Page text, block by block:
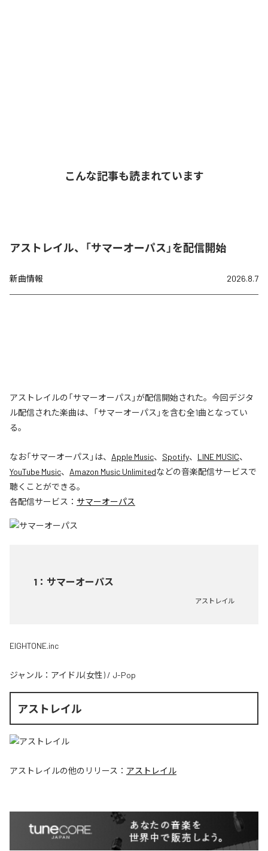
こんな記事も読まれています
アストレイル、「サマーオーパス」を配信開始
新曲情報 2026.8.7
アストレイルの「サマーオーパス」が配信開始された。今回デジタ
ル配信された楽曲は、「サマーオーパス」を含む全1曲となってい
る。
なお「サマーオーパス 」は、 Apple Music、 Spotify、 LINE MUSIC、
YouTube Music、 Amazon Music Unlimitedなどの音楽配信サービスで
聴くことができる。
各配信サービス： サマーオーパス
1 ： サマーオーパス
アストレイル
EIGHTONE.inc
ジャンル： アイドル(女性) / J-Pop
アストレイル
アストレイルの他のリリース： アストレイル